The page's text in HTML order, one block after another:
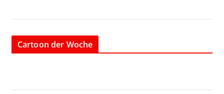
Cartoon der Woche